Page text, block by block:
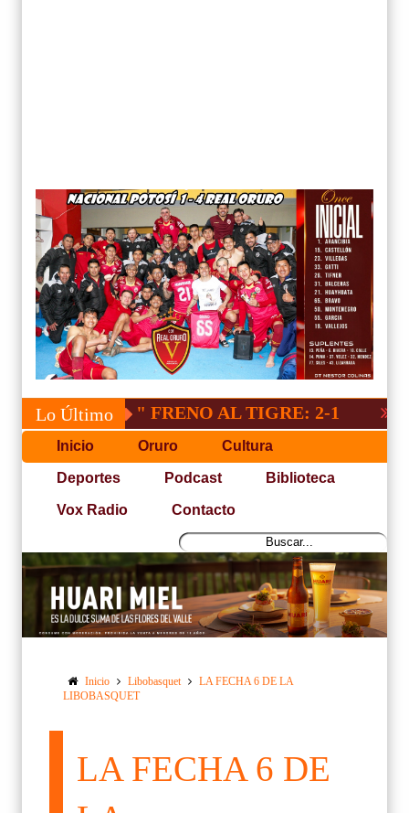
Lo Último
"INDE" FRENO AL TIGRE: 2-1
Inicio Oruro Cultura
Deportes Podcast Biblioteca
Vox Radio Contacto
Inicio Libobasquet
LA FECHA 6 DE LA
LIBOBASQUET
LA FECHA 6 DE